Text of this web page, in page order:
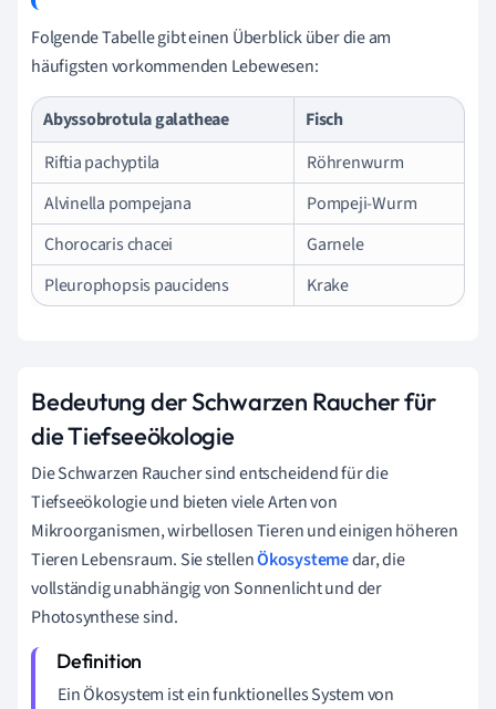
Folgende Tabelle gibt einen Überblick über die am
häufigsten vorkommenden Lebewesen:
Abyssobrotula galatheae
Fisch
Riftia pachyptila
Röhrenwurm
Alvinella pompejana
Pompeji-Wurm
Chorocaris chacei
Garnele
Pleurophopsis paucidens
Krake
Bedeutung der Schwarzen Raucher für
die Tiefseeökologie
Die Schwarzen Raucher sind entscheidend für die
Tiefseeökologie und bieten viele Arten von
Mikroorganismen, wirbellosen Tieren und einigen höheren
Tieren Lebensraum. Sie stellenÖkosystemedar, die
vollständig unabhängig von Sonnenlicht und der
Photosynthese sind.
Ein Ökosystem ist ein funktionelles System von